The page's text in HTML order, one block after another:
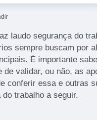
laudo segurança do
sempre buscam por
É importante
de validar, ou não, as
conferir essa e outras
trabalho a seguir.